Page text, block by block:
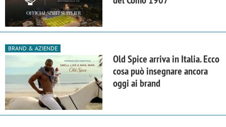
BRAND & AZIENDE
Old Spice arriva in Italia. Ecco
cosa può insegnare ancora
oggi ai brand